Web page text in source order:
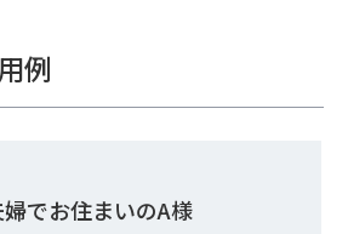
例
婦でお住まいのA様